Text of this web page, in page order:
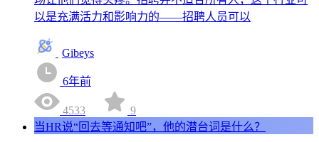
以是充满活力和影响力的——招聘人员可以
Gibeys
6年前
4533
9
当HR说“回去等通知吧”，他的潜台词是什么？